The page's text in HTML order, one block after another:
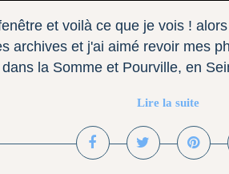
et voilà ce que je vois !
archives et j'ai aimé revoir mes
la Somme et Pourville, en
Lire la suite